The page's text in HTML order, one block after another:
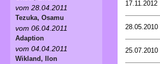
17.11.2012
28.05.2010
25.07.2010
vom 28.04.2011
Tezuka, Osamu
vom 06.04.2011
Adaption
vom 04.04.2011
Wikland, Ilon